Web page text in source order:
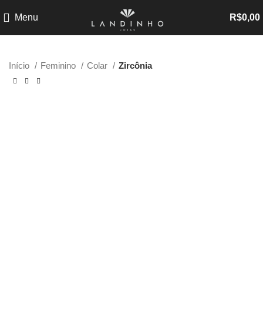
Menu R$0,00
Início Feminino Colar Zircônia